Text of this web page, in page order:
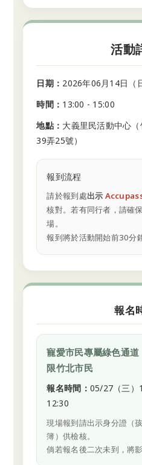
活動
日期： 2026年06月14日（
時間： 13:00 - 15:00
地點： 大義里民活動中心
39弄25號）
報到流程
請於報到處出示
核對。若有同行者，請確
場。
報到將於活動開始前30分
報名
寵愛市民專屬綠色通道
限竹北市民
報名時間： 05/27（三）
12:30
現場報到請出示身分證（
簿）供檢核。
倘若報名後二次未到，將